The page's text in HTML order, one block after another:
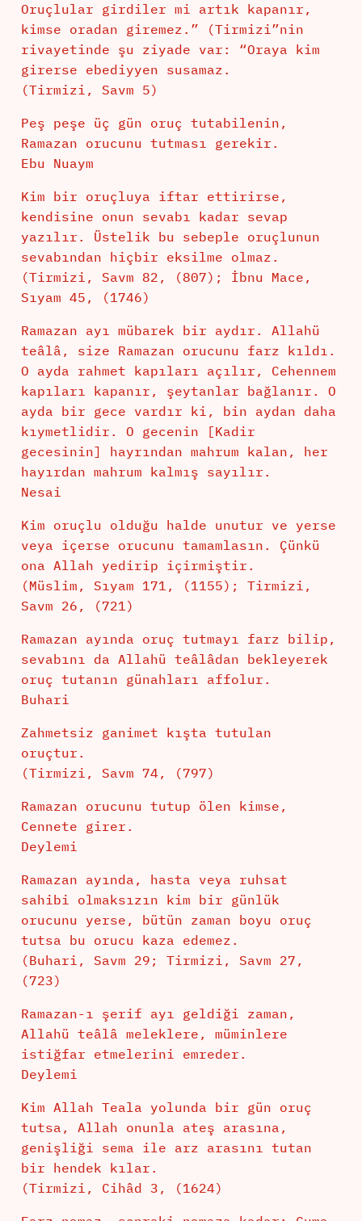
Oruçlular girdiler mi artık kapanır,
kimse oradan giremez.” (Tirmizi”nin
rivayetinde şu ziyade var: “Oraya kim
girerse ebediyyen susamaz.
(Tirmizi, Savm 5)
Peş peşe üç gün oruç tutabilenin,
Ramazan orucunu tutması gerekir.
Ebu Nuaym
Kim bir oruçluya iftar ettirirse,
kendisine onun sevabı kadar sevap
yazılır. Üstelik bu sebeple oruçlunun
sevabından hiçbir eksilme olmaz.
(Tirmizi, Savm 82, (807); İbnu Mace,
Sıyam 45, (1746)
Ramazan ayı mübarek bir aydır. Allahü
teâlâ, size Ramazan orucunu farz kıldı.
O ayda rahmet kapıları açılır, Cehennem
kapıları kapanır, şeytanlar bağlanır. O
ayda bir gece vardır ki, bin aydan daha
kıymetlidir. O gecenin [Kadir
gecesinin] hayrından mahrum kalan, her
hayırdan mahrum kalmış sayılır.
Nesai
Kim oruçlu olduğu halde unutur ve yerse
veya içerse orucunu tamamlasın. Çünkü
ona Allah yedirip içirmiştir.
(Müslim, Sıyam 171, (1155); Tirmizi,
Savm 26, (721)
Ramazan ayında oruç tutmayı farz bilip,
sevabını da Allahü teâlâdan bekleyerek
oruç tutanın günahları affolur.
Buhari
Zahmetsiz ganimet kışta tutulan
oruçtur.
(Tirmizi, Savm 74, (797)
Ramazan orucunu tutup ölen kimse,
Cennete girer.
Deylemi
Ramazan ayında, hasta veya ruhsat
sahibi olmaksızın kim bir günlük
orucunu yerse, bütün zaman boyu oruç
tutsa bu orucu kaza edemez.
(Buhari, Savm 29; Tirmizi, Savm 27,
(723)
Ramazan-ı şerif ayı geldiği zaman,
Allahü teâlâ meleklere, müminlere
istiğfar etmelerini emreder.
Deylemi
Kim Allah Teala yolunda bir gün oruç
tutsa, Allah onunla ateş arasına,
genişliği sema ile arz arasını tutan
bir hendek kılar.
(Tirmizi, Cihâd 3, (1624)